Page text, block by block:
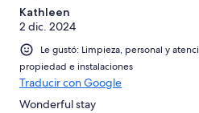
Kathleen
2 dic. 2024
Le gustó: Limpieza, personal y
propiedad e instalaciones
Traducir con Google
Wonderful stay